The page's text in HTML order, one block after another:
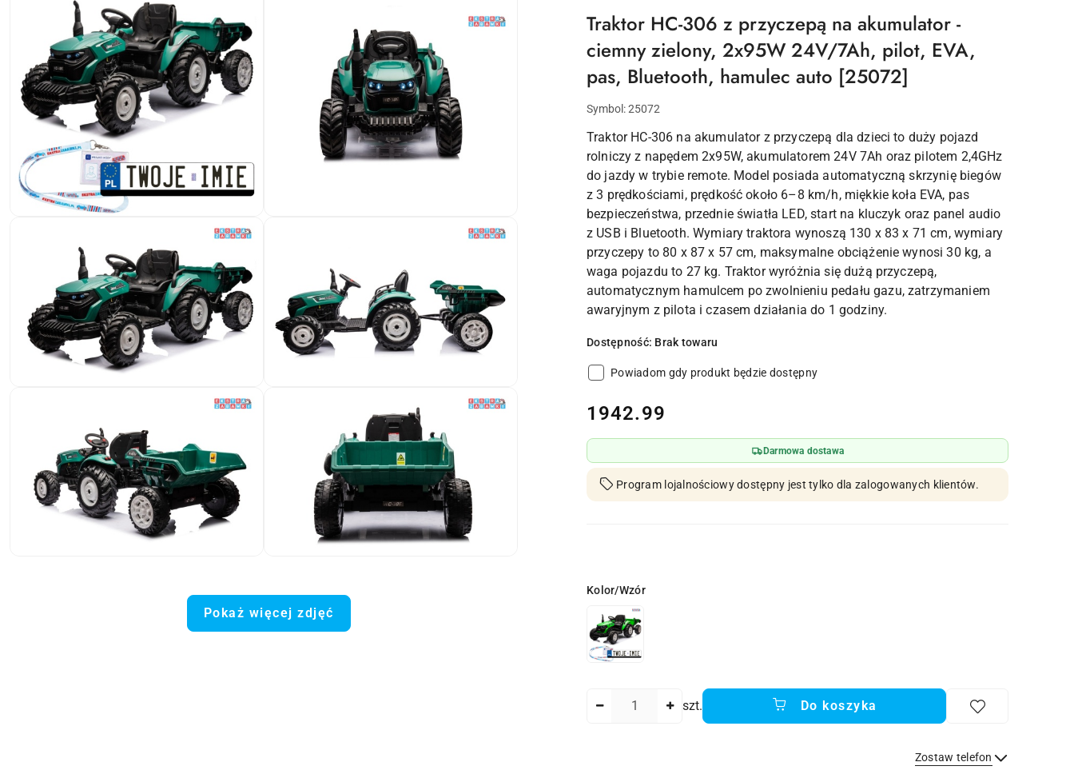
Pokaż więcej zdjęć
Traktor HC-306 z przyczepą na akumulator -
ciemny zielony, 2x95W 24V/7Ah, pilot, EVA,
pas, Bluetooth, hamulec auto [25072]
Symbol:25072
Traktor HC-306 na akumulator z przyczepą dla dzieci to duży pojazd
rolniczy z napędem 2x95W, akumulatorem 24V 7Ah oraz pilotem 2,4GHz
do jazdy w trybie remote. Model posiada automatyczną skrzynię biegów
z 3 prędkościami, prędkość około 6–8 km/h, miękkie koła EVA, pas
bezpieczeństwa, przednie światła LED, start na kluczyk oraz panel audio
z USB i Bluetooth. Wymiary traktora wynoszą 130 x 83 x 71 cm, wymiary
przyczepy to 80 x 87 x 57 cm, maksymalne obciążenie wynosi 30 kg, a
waga pojazdu to 27 kg. Traktor wyróżnia się dużą przyczepą,
automatycznym hamulcem po zwolnieniu pedału gazu, zatrzymaniem
awaryjnym z pilota i czasem działania do 1 godziny.
Dostępność: Brak towaru
Powiadom gdy produkt będzie dostępny
cena:
1942.99
Darmowa dostawa
Program lojalnościowy dostępny jest tylko dla zalogowanych klientów.
Wariant
Kolor/Wzór
szt. Do koszyka
Zostaw telefon